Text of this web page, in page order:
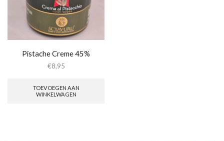
Pistache Creme 45%
€8,95
TOEVOEGEN AAN
WINKELWAGEN